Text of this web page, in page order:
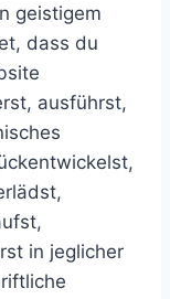
geistigem
dass du
ausführst,
in jeglicher